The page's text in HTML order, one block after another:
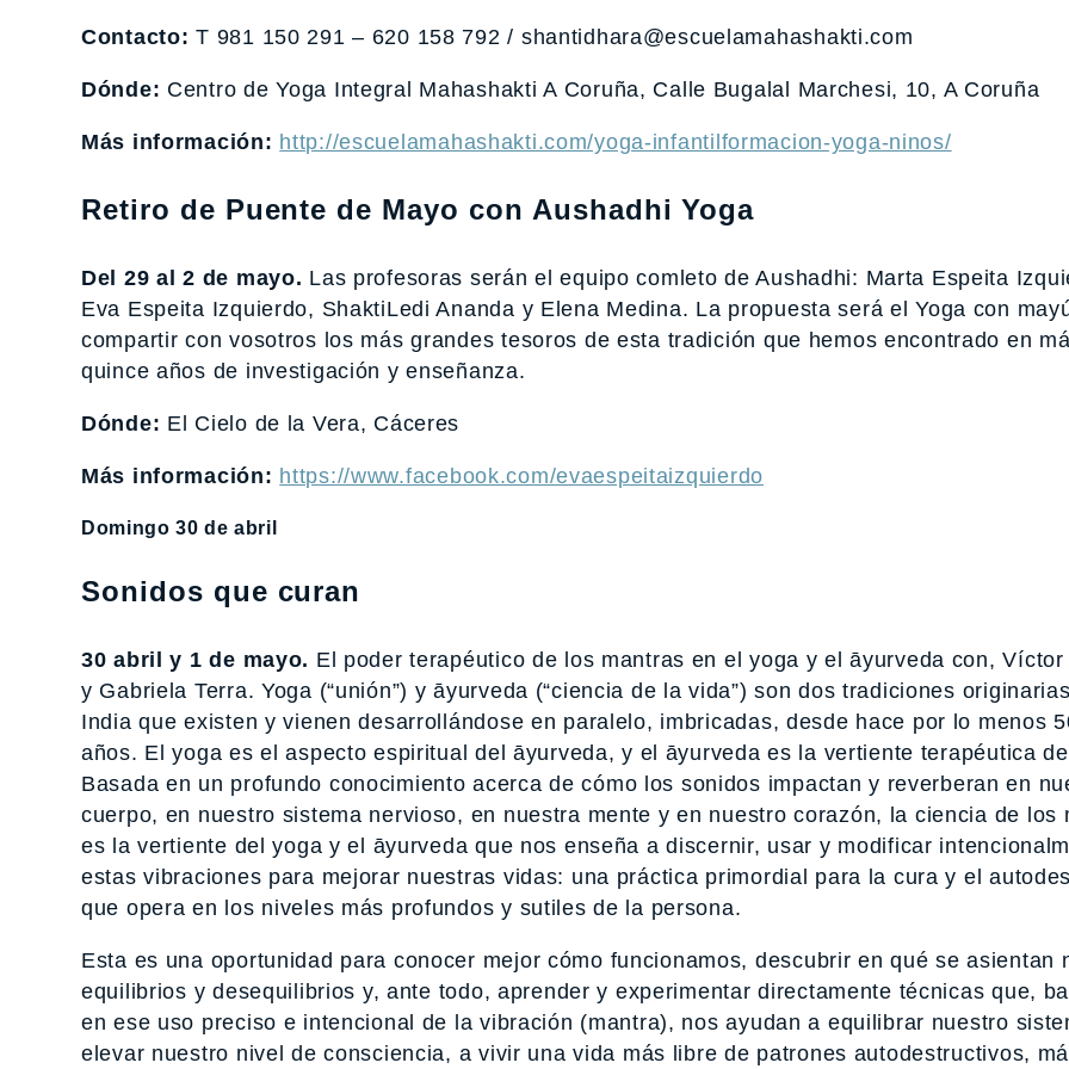
Contacto: T 981 150 291 – 620 158 792 / shantidhara@escuelamahashakti.com
Dónde: Centro de Yoga Integral Mahashakti A Coruña, Calle Bugalal Marchesi, 10, A Coruña
Más información: http://escuelamahashakti.com/yoga-infantilformacion-yoga-ninos/
Retiro de Puente de Mayo con Aushadhi Yoga
Del 29 al 2 de mayo. Las profesoras serán el equipo comleto de Aushadhi: Marta Espeita
Eva Espeita Izquierdo, ShaktiLedi Ananda y Elena Medina. La propuesta será el Yoga con
compartir con vosotros los más grandes tesoros de esta tradición que hemos encontrado en
quince años de investigación y enseñanza.
Dónde: El Cielo de la Vera, Cáceres
Más información: https://www.facebook.com/evaespeitaizquierdo
Domingo 30 de abril
Sonidos que curan
30 abril y 1 de mayo. El poder terapéutico de los mantras en el yoga y el āyurveda con, Víctor
y Gabriela Terra. Yoga (“unión”) y āyurveda (“ciencia de la vida”) son dos tradiciones
India que existen y vienen desarrollándose en paralelo, imbricadas, desde hace por lo menos
años. El yoga es el aspecto espiritual del āyurveda, y el āyurveda es la vertiente terapéutica
Basada en un profundo conocimiento acerca de cómo los sonidos impactan y reverberan en
cuerpo, en nuestro sistema nervioso, en nuestra mente y en nuestro corazón, la ciencia de los
es la vertiente del yoga y el āyurveda que nos enseña a discernir, usar y modificar
estas vibraciones para mejorar nuestras vidas: una práctica primordial para la cura y el
que opera en los niveles más profundos y sutiles de la persona.
Esta es una oportunidad para conocer mejor cómo funcionamos, descubrir en qué se asientan
equilibrios y desequilibrios y, ante todo, aprender y experimentar directamente técnicas que,
en ese uso preciso e intencional de la vibración (mantra), nos ayudan a equilibrar nuestro
elevar nuestro nivel de consciencia, a vivir una vida más libre de patrones autodestructivos,